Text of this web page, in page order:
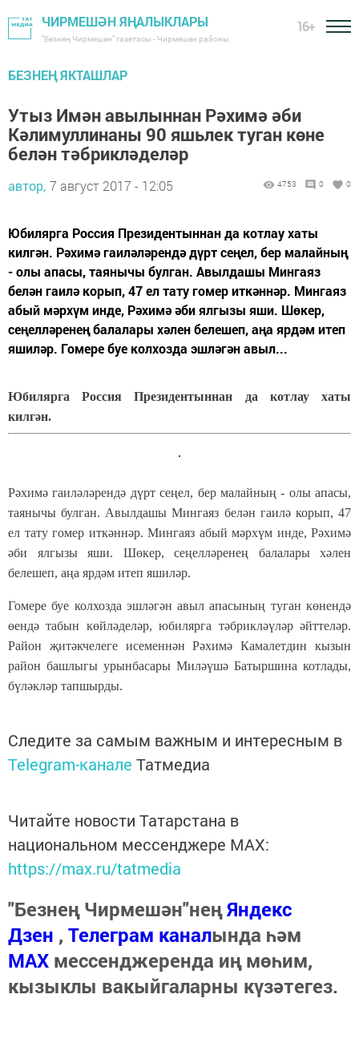
ЧИРМЕШӘН ЯҢАЛЫКЛАРЫ
"Безнең Чирмешән" газетасы - Чирмешән районы
16+
БЕЗНЕҢ ЯКТАШЛАР
Утыз Имән авылыннан Рәхимә әби
Кәлимуллинаны 90 яшьлек туган көне
белән тәбрикләделәр
автор, 7 август 2017 - 12:05 4753 0 0
Юбилярга Россия Президентыннан да котлау хаты
килгән. Рәхимә гаиләләрендә дүрт сеңел, бер малайның
- олы апасы, таянычы булган. Авылдашы Мингаяз
белән гаилә корып, 47 ел тату гомер иткәннәр. Мингаяз
абый мәрхүм инде, Рәхимә әби ялгызы яши. Шөкер,
сеңелләренең балалары хәлен белешеп, аңа ярдәм итеп
яшиләр. Гомере буе колхозда эшләгән авыл...
Юбилярга Россия Президентыннан да котлау хаты
килгән.
Рәхимә гаиләләрендә дүрт сеңел, бер малайның - олы апасы,
таянычы булган. Авылдашы Мингаяз белән гаилә корып, 47
ел тату гомер иткәннәр. Мингаяз абый мәрхүм инде, Рәхимә
әби ялгызы яши. Шөкер, сеңелләренең балалары хәлен
белешеп, аңа ярдәм итеп яшиләр.
Гомере буе колхозда эшләгән авыл апасының туган көнендә
өендә табын көйләделәр, юбилярга тәбрикләүләр әйттеләр.
Район җитәкчелеге исеменнән Рәхимә Камалетдин кызын
район башлыгы урынбасары Миләүшә Батыршина котлады,
бүләкләр тапшырды.
Следите за самым важным и интересным в
Telegram-канале Татмедиа
Читайте новости Татарстана в
национальном мессенджере MАХ:
https://max.ru/tatmedia
"Безнең Чирмешән"неңЯндекс
Дзен , Телеграм каналында һәм
МАХ мессенджеренда иң мөһим,
кызыклы вакыйгаларны күзәтегез.